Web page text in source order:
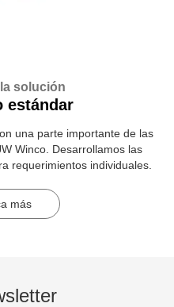
solución
estándar
una parte importante de las
Winco. Desarrollamos las
requerimientos individuales.
más